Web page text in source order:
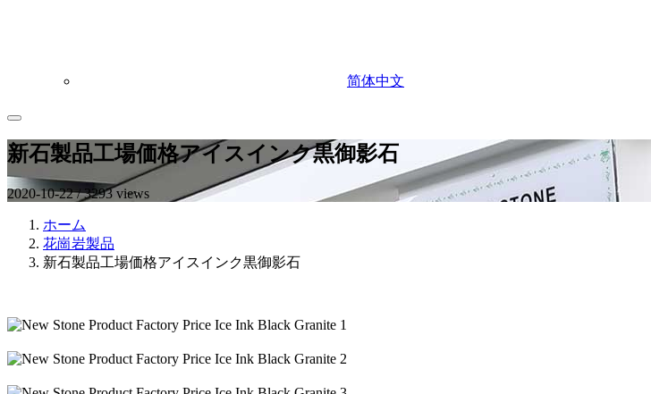
简体中文
新石製品工場価格アイスインク黒御影石
2020-10-22 / 3293 views
ホーム
花崗岩製品
新石製品工場価格アイスインク黒御影石